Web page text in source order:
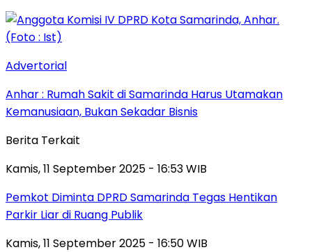
Advertorial
Anhar : Rumah Sakit di Samarinda Harus Utamakan
Kemanusiaan, Bukan Sekadar Bisnis
Berita Terkait
Kamis, 11 September 2025 - 16:53 WIB
Pemkot Diminta DPRD Samarinda Tegas Hentikan
Parkir Liar di Ruang Publik
Kamis, 11 September 2025 - 16:50 WIB